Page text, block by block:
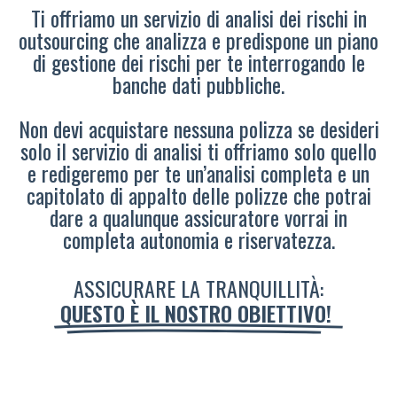
Ti offriamo un servizio di analisi dei rischi in
outsourcing che analizza e predispone un piano
di gestione dei rischi per te interrogando le
banche dati pubbliche.
Non devi acquistare nessuna polizza se desideri
solo il servizio di analisi ti offriamo solo quello
e redigeremo per te un’analisi completa e un
capitolato di appalto delle polizze che potrai
dare a qualunque assicuratore vorrai in
completa autonomia e riservatezza.
ASSICURARE LA TRANQUILLITÀ:
QUESTO È IL NOSTRO OBIETTIVO!